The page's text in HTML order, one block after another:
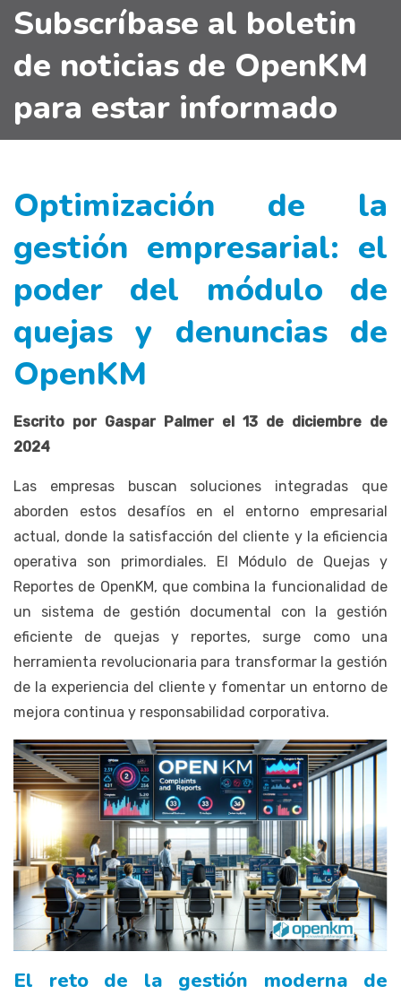
Subscríbase al boletin
de noticias de OpenKM
para estar informado
Optimización de la
gestión empresarial: el
poder del módulo de
quejas y denuncias de
OpenKM
Escrito por Gaspar Palmer el 13 de diciembre de
2024
Las empresas buscan soluciones integradas que
aborden estos desafíos en el entorno empresarial
actual, donde la satisfacción del cliente y la eficiencia
operativa son primordiales. El Módulo de Quejas y
Reportes de OpenKM, que combina la funcionalidad de
un sistema de gestión documental con la gestión
eficiente de quejas y reportes, surge como una
herramienta revolucionaria para transformar la gestión
de la experiencia del cliente y fomentar un entorno de
mejora continua y responsabilidad corporativa.
El reto de la gestión moderna de